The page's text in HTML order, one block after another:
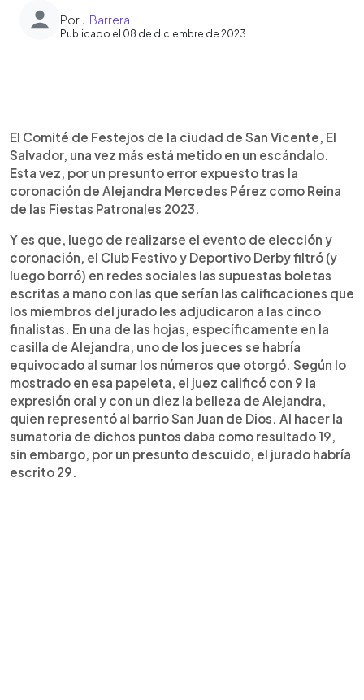
Por J. Barrera
Publicado el 08 de diciembre de 2023
► Escuchar artículo
El Comité de Festejos de la ciudad de San Vicente, El
Salvador, una vez más está metido en un escándalo.
Esta vez, por un presunto error expuesto tras la
coronación de Alejandra Mercedes Pérez como Reina
de las Fiestas Patronales 2023.
Y es que, luego de realizarse el evento de elección y
coronación, el Club Festivo y Deportivo Derby filtró (y
luego borró) en redes sociales las supuestas boletas
escritas a mano con las que serían las calificaciones que
los miembros del jurado les adjudicaron a las cinco
finalistas. En una de las hojas, específicamente en la
casilla de Alejandra, uno de los jueces se habría
equivocado al sumar los números que otorgó. Según lo
mostrado en esa papeleta, el juez calificó con 9 la
expresión oral y con un diez la belleza de Alejandra,
quien representó al barrio San Juan de Dios. Al hacer la
sumatoria de dichos puntos daba como resultado 19,
sin embargo, por un presunto descuido, el jurado habría
escrito 29.